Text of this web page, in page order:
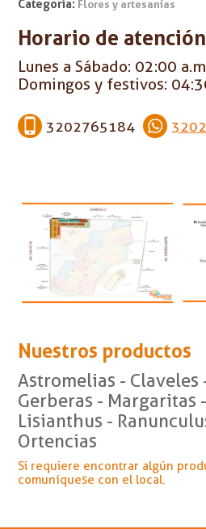
Categoría: Flores y artesanías
Horario de
Lunes a Sábado: 02:00
Domingos y festivos:
3202765184
Nuestros productos
Astromelias - Claveles
Gerberas - Margaritas
Lisianthus -
Ortencias
Si requiere encontrar algún
comuníquese con el local.